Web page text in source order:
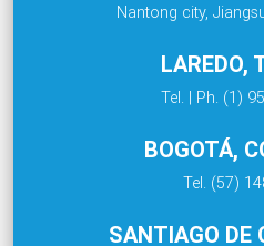
Nantong city,
LAREDO,
Tel. | Ph. (1)
BOGOTÁ,
Tel. (57)
SANTIAGO DE